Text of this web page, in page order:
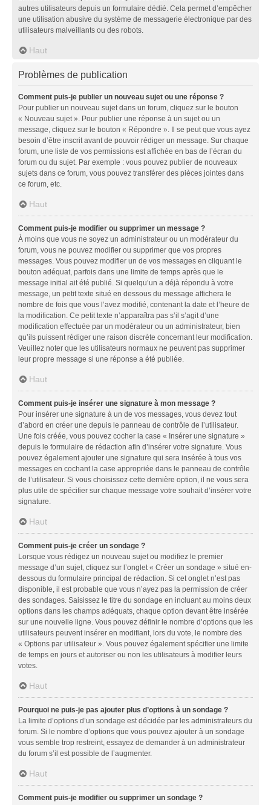
autres utilisateurs depuis un formulaire dédié. Cela permet d’empêcher
une utilisation abusive du système de messagerie électronique par des
utilisateurs malveillants ou des robots.
Haut
Problèmes de publication
Comment puis-je publier un nouveau sujet ou une réponse ?
Pour publier un nouveau sujet dans un forum, cliquez sur le bouton
« Nouveau sujet ». Pour publier une réponse à un sujet ou un
message, cliquez sur le bouton « Répondre ». Il se peut que vous ayez
besoin d’être inscrit avant de pouvoir rédiger un message. Sur chaque
forum, une liste de vos permissions est affichée en bas de l’écran du
forum ou du sujet. Par exemple : vous pouvez publier de nouveaux
sujets dans ce forum, vous pouvez transférer des pièces jointes dans
ce forum, etc.
Haut
Comment puis-je modifier ou supprimer un message ?
À moins que vous ne soyez un administrateur ou un modérateur du
forum, vous ne pouvez modifier ou supprimer que vos propres
messages. Vous pouvez modifier un de vos messages en cliquant le
bouton adéquat, parfois dans une limite de temps après que le
message initial ait été publié. Si quelqu’un a déjà répondu à votre
message, un petit texte situé en dessous du message affichera le
nombre de fois que vous l’avez modifié, contenant la date et l’heure de
la modification. Ce petit texte n’apparaîtra pas s’il s’agit d’une
modification effectuée par un modérateur ou un administrateur, bien
qu’ils puissent rédiger une raison discrète concernant leur modification.
Veuillez noter que les utilisateurs normaux ne peuvent pas supprimer
leur propre message si une réponse a été publiée.
Haut
Comment puis-je insérer une signature à mon message ?
Pour insérer une signature à un de vos messages, vous devez tout
d’abord en créer une depuis le panneau de contrôle de l’utilisateur.
Une fois créée, vous pouvez cocher la case « Insérer une signature »
depuis le formulaire de rédaction afin d’insérer votre signature. Vous
pouvez également ajouter une signature qui sera insérée à tous vos
messages en cochant la case appropriée dans le panneau de contrôle
de l’utilisateur. Si vous choisissez cette dernière option, il ne vous sera
plus utile de spécifier sur chaque message votre souhait d’insérer votre
signature.
Haut
Comment puis-je créer un sondage ?
Lorsque vous rédigez un nouveau sujet ou modifiez le premier
message d’un sujet, cliquez sur l’onglet « Créer un sondage » situé en-
dessous du formulaire principal de rédaction. Si cet onglet n’est pas
disponible, il est probable que vous n’ayez pas la permission de créer
des sondages. Saisissez le titre du sondage en incluant au moins deux
options dans les champs adéquats, chaque option devant être insérée
sur une nouvelle ligne. Vous pouvez définir le nombre d’options que les
utilisateurs peuvent insérer en modifiant, lors du vote, le nombre des
« Options par utilisateur ». Vous pouvez également spécifier une limite
de temps en jours et autoriser ou non les utilisateurs à modifier leurs
votes.
Haut
Pourquoi ne puis-je pas ajouter plus d’options à un sondage ?
La limite d’options d’un sondage est décidée par les administrateurs du
forum. Si le nombre d’options que vous pouvez ajouter à un sondage
vous semble trop restreint, essayez de demander à un administrateur
du forum s’il est possible de l’augmenter.
Haut
Comment puis-je modifier ou supprimer un sondage ?